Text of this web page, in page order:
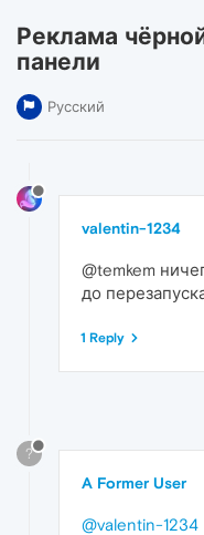
Реклама
панели
Русский
valentin-1234
@temkem
до
1 Reply
?
A Former User
@valentin-1234